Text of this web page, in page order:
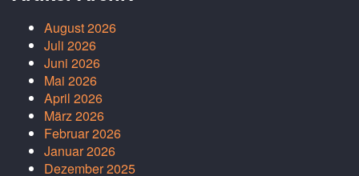
August 2026
Juli 2026
Juni 2026
Mai 2026
April 2026
März 2026
Februar 2026
Januar 2026
Dezember 2025